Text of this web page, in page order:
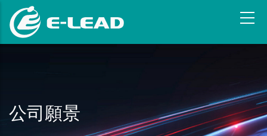
公司願景